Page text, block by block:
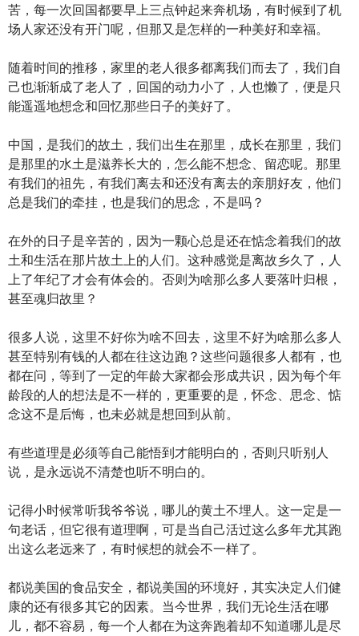
苦，每一次回国都要早上三点钟起来奔机场，有时候到了机
场人家还没有开门呢，但那又是怎样的一种美好和幸福。
随着时间的推移，家里的老人很多都离我们而去了，我们自
己也渐渐成了老人了，回国的动力小了，人也懒了，便是只
能遥遥地想念和回忆那些日子的美好了。
中国，是我们的故土，我们出生在那里，成长在那里，我们
是那里的水土是滋养长大的，怎么能不想念、留恋呢。那里
有我们的祖先，有我们离去和还没有离去的亲朋好友，他们
总是我们的牵挂，也是我们的思念，不是吗？
在外的日子是辛苦的，因为一颗心总是还在惦念着我们的故
土和生活在那片故土上的人们。这种感觉是离故乡久了，人
上了年纪了才会有体会的。否则为啥那么多人要落叶归根，
甚至魂归故里？
很多人说，这里不好你为啥不回去，这里不好为啥那么多人
甚至特别有钱的人都在往这边跑？这些问题很多人都有，也
都在问，等到了一定的年龄大家都会形成共识，因为每个年
龄段的人的想法是不一样的，更重要的是，怀念、思念、惦
念这不是后悔，也未必就是想回到从前。
有些道理是必须等自己能悟到才能明白的，否则只听别人
说，是永远说不清楚也听不明白的。
记得小时候常听我爷爷说，哪儿的黄土不埋人。这一定是一
句老话，但它很有道理啊，可是当自己活过这么多年尤其跑
出这么老远来了，有时候想的就会不一样了。
都说美国的食品安全，都说美国的环境好，其实决定人们健
康的还有很多其它的因素。当今世界，我们无论生活在哪
儿，都不容易，每一个人都在为这奔跑着却不知道哪儿是尽